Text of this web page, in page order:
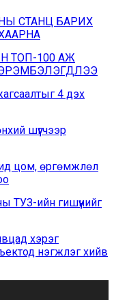
СТАНЦ БАРИХ
ТОП-100 АЖ
4 дэх
шүүгчээр
цом, өргөмжлөл
ТУЗ-ийн гишүүнийг
хэрэг
нэгжлэг хийв